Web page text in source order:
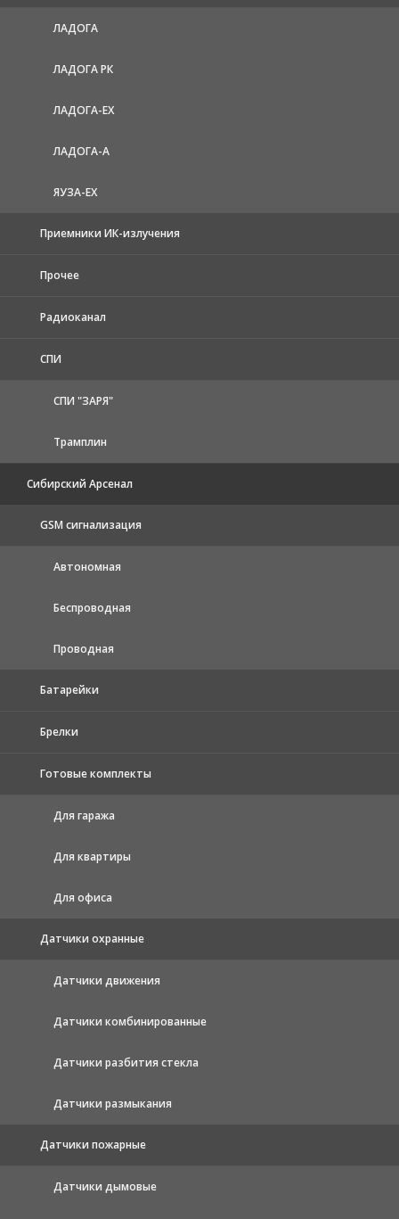
ЛАДОГА
ЛАДОГА РК
ЛАДОГА-EX
ЛАДОГА-А
ЯУЗА-ЕХ
Приемники ИК-излучения
Прочее
Радиоканал
СПИ
СПИ "ЗАРЯ"
Трамплин
Сибирский Арсенал
GSM сигнализация
Автономная
Беспроводная
Проводная
Батарейки
Брелки
Готовые комплекты
Для гаража
Для квартиры
Для офиса
Датчики охранные
Датчики движения
Датчики комбинированные
Датчики разбития стекла
Датчики размыкания
Датчики пожарные
Датчики дымовые